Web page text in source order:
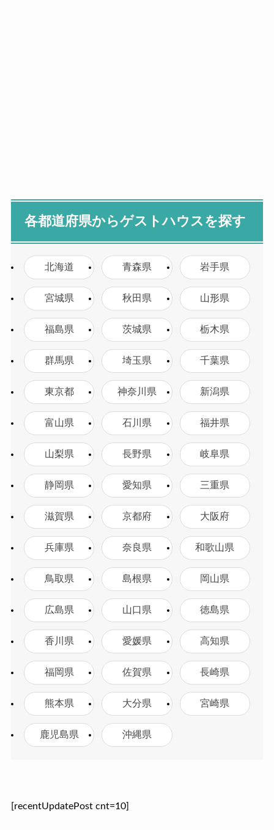
各都道府県からゲストハウスを探す
北海道 青森県 岩手県
宮城県 秋田県 山形県
福島県 茨城県 栃木県
群馬県 埼玉県 千葉県
東京都 神奈川県 新潟県
富山県 石川県 福井県
山梨県 長野県 岐阜県
静岡県 愛知県 三重県
滋賀県 京都府 大阪府
兵庫県 奈良県 和歌山県
鳥取県 島根県 岡山県
広島県 山口県 徳島県
香川県 愛媛県 高知県
福岡県 佐賀県 長崎県
熊本県 大分県 宮崎県
鹿児島県 沖縄県
[recentUpdatePost cnt=10]